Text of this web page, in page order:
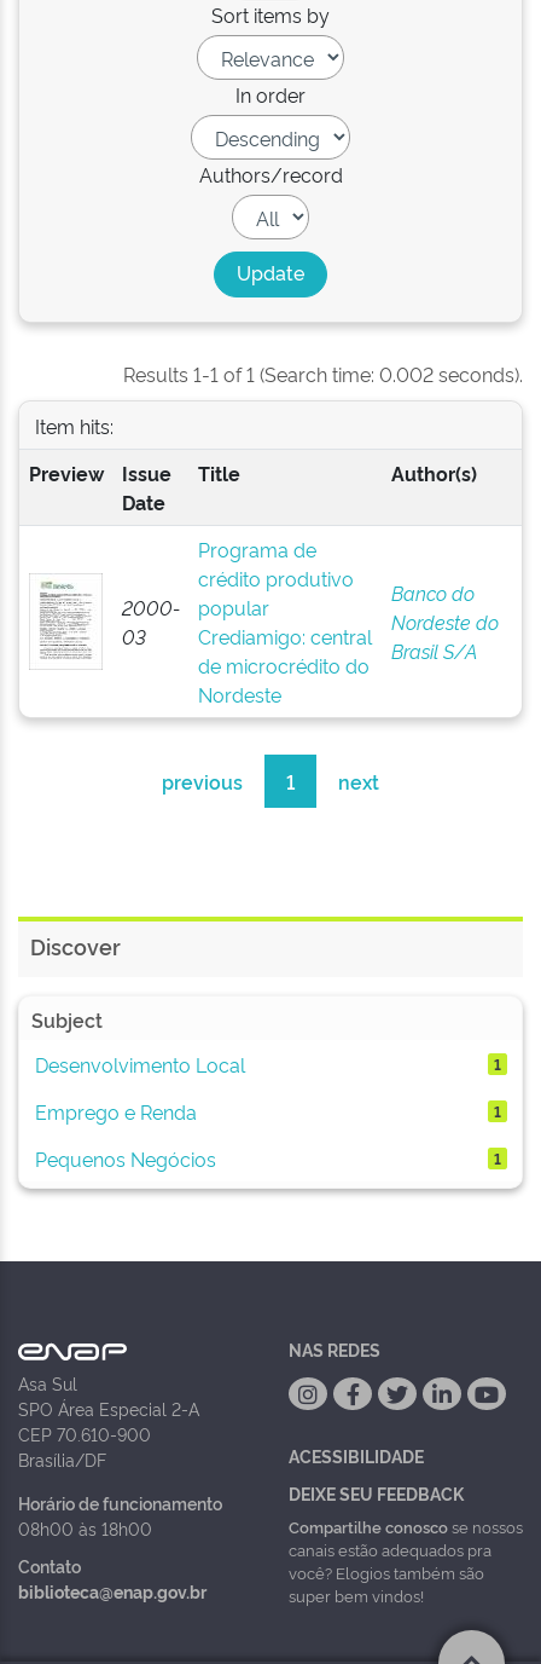
Sort items by
In order
Authors/record
Results 1-1 of 1 (Search time: 0.002 seconds).
Item hits:
Preview
Issue
Date
Title Author(s)
2000-
03
Programa de
crédito produtivo
popular
Crediamigo: central
de microcrédito do
Nordeste
Banco do
Nordeste do
Brasil S/A
previous 1 next
Discover
Subject
Desenvolvimento Local
1
Emprego e Renda 1
Pequenos Negócios 1
Asa Sul
SPO Área Especial 2-A
CEP 70.610-900
Brasília/DF
Horário de funcionamento
08h00 às 18h00
Contato
biblioteca@enap.gov.br
NAS REDES
ACESSIBILIDADE
DEIXE SEU FEEDBACK
Compartilhe conoscose nossos
canais estão adequados pra
você? Elogios também são
super bem vindos!